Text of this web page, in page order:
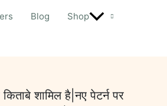
Blog
Shop
शामिल है|नए पेटर्न पर